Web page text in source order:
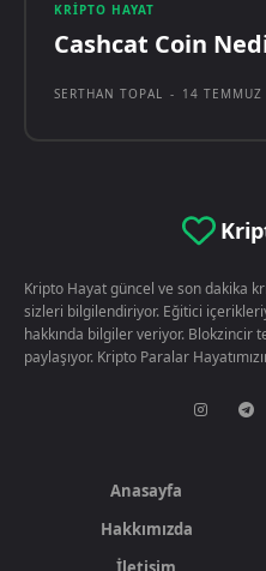
KRIPTO HAYAT
Cashcat Coin
SERTHAN TOPAL - 14
Kripto Hayat güncel ve son dakika
sizleri bilgilendiriyor. Eğitici
hakkında bilgiler veriyor. Blokzincir
paylaşıyor. Kripto Paralar
Anasayfa
Hakkımızda